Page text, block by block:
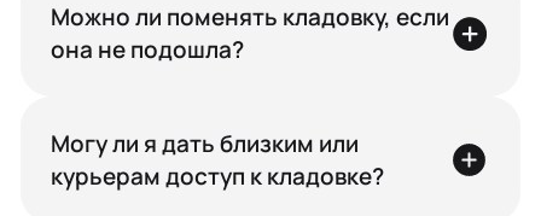
Можно ли поменять кладовку, если
она не подошла?
Могу ли я дать близким или
курьерам доступ к кладовке?